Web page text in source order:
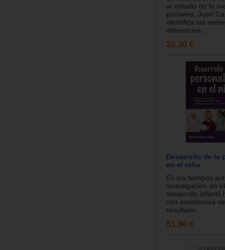
al estudio de la
primates, Juan
identifica las
diferencias...
20.30 €
Desarrollo de la
en el niño.
En los tiempos
investigación en
desarrollo infantil
con asombrosa
resultado...
51.90 €